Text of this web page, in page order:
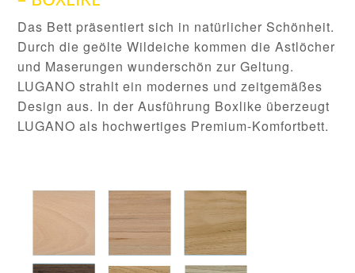
Das Bett präsentiert sich in natürlicher Schönheit.
Durch die geölte Wildeiche kommen die Astlöcher
und Maserungen wunderschön zur Geltung.
LUGANO strahlt ein modernes und zeitgemäßes
Design aus. In der Ausführung Boxlike überzeugt
LUGANO als hochwertiges Premium-Komfortbett.